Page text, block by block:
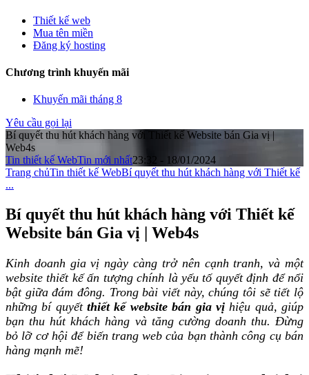
Thiết kế web
Mua tên miền
Đăng ký hosting
Chương trình khuyến mãi
Khuyến mãi tháng 8
Yêu cầu gọi lại
Bí quyết thu hút khách hàng với Thiết kế Website bán Gia vị |
Web4s
Tin thiết kế WebTin mới nhất23:32 - 18/01/2024
Trang chủTin thiết kế WebBí quyết thu hút khách hàng với Thiết kế
...
Bí quyết thu hút khách hàng với Thiết kế
Website bán Gia vị | Web4s
Kinh doanh gia vị ngày càng trở nên cạnh tranh, và một
website thiết kế ấn tượng chính là yếu tố quyết định để nổi
bật giữa đám đông. Trong bài viết này, chúng tôi sẽ tiết lộ
những bí quyếtthiết kế website bán gia vị hiệu quả, giúp
bạn thu hút khách hàng và tăng cường doanh thu. Đừng
bỏ lỡ cơ hội để biến trang web của bạn thành công cụ bán
hàng mạnh mẽ!